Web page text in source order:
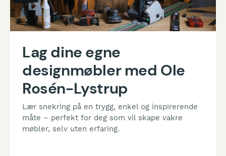
Lag dine egne
designmøbler med Ole
Rosén-Lystrup
Lær snekring på en trygg, enkel og inspirerende
måte – perfekt for deg som vil skape vakre
møbler, selv uten erfaring.